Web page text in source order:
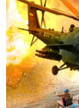
ДЕПОРТАЦІЯ
ВІДЕОУРОКИ
СВІДЧЕННЯ ОКУПАЦІЇ
УКРАЇНСЬКА
ІНФОГРАФІКА
ЯК ОБІЙТИ
Русский
Qırımtatar
ДОЛУЧАЙСЯ!